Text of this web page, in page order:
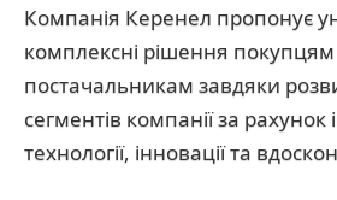
Компанія Керенел пропонує
комплексні рішення покупцям
постачальникам завдяки
сегментів компанії за рахунок
технології, інновації та